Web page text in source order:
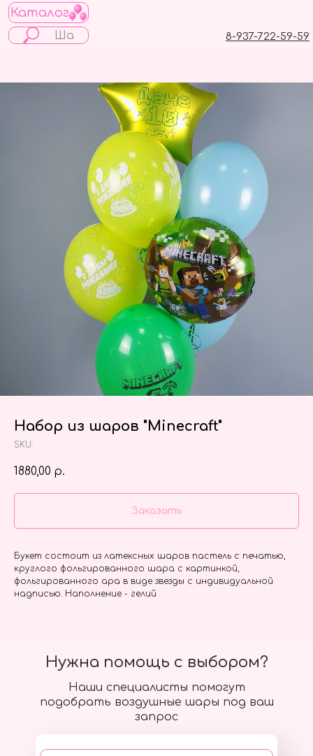
Каталог
8-937-722-59-59
Набор из шаров "Minecraft"
SKU:
1880,00 р.
Заказать
Букет состоит из латексных шаров пастель с печатью,
круглого фольгированного шара с картинкой,
фольгированного ара в виде звезды с индивидуальной
надписью. Наполнение - гелий
Наши специалисты помогут
подобрать воздушные шары под ваш
запрос
Нужна помощь с выбором?